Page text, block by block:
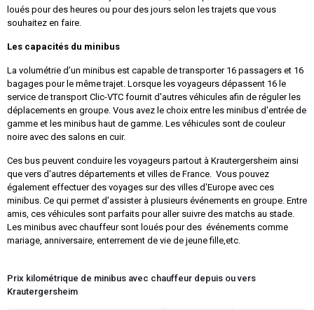
loués pour des heures ou pour des jours selon les trajets que vous
souhaitez en faire.
Les capacités du minibus
La volumétrie d’un minibus est capable de transporter 16 passagers et 16
bagages pour le même trajet. Lorsque les voyageurs dépassent 16 le
service de transport Clic-VTC fournit d'autres véhicules afin de réguler les
déplacements en groupe. Vous avez le choix entre les minibus d'entrée de
gamme et les minibus haut de gamme. Les véhicules sont de couleur
noire avec des salons en cuir.
Ces bus peuvent conduire les voyageurs partout à Krautergersheim ainsi
que vers d'autres départements et villes de France. Vous pouvez
également effectuer des voyages sur des villes d'Europe avec ces
minibus. Ce qui permet d’assister à plusieurs événements en groupe. Entre
amis, ces véhicules sont parfaits pour aller suivre des matchs au stade.
Les minibus avec chauffeur sont loués pour des événements comme
mariage, anniversaire, enterrement de vie de jeune fille,etc.
Prix kilométrique de minibus avec chauffeur depuis ou vers
Krautergersheim